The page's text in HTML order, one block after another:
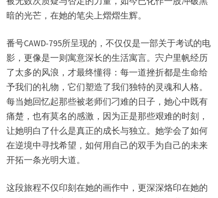
暗的光芒，在她的笔尖上熠熠生辉。
番号CAWD-795所呈现的，不仅仅是一部关于考试的电
影，更像是一则寓意深长的生活寓言。宍户里帆经历
了太多的风浪，才最终懂得：每一道挫折都是生命给
予我们的礼物，它们塑造了我们独特的灵魂和人格。
每当她回忆起那些被老师们刁难的日子，她心中既有
痛楚，也有莫名的感激，因为正是那些艰难的时刻，
让她明白了什么是真正的成长与独立。她学会了如何
在逆境中寻找希望，如何用自己的双手为自己的未来
开拓一条光明大道。
这段旅程不仅印刻在她的画作中，更深深烙印在她的